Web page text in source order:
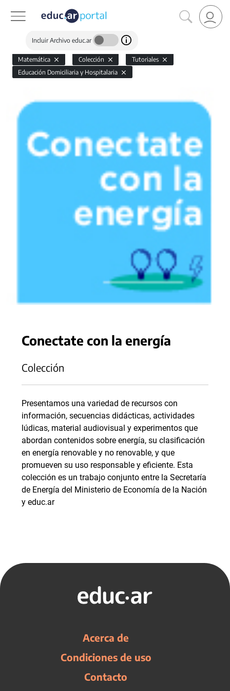
Incluir Archivo educ.ar
Matemática Colección
Tutoriales
Educación Domiciliaria y Hospitalaria
Conectate con la energía
Colección
Presentamos una variedad de recursos con
información, secuencias didácticas, actividades
lúdicas, material audiovisual y experimentos que
abordan contenidos sobre energía, su clasificación
en energía renovable y no renovable, y que
promueven su uso responsable y eficiente. Esta
colección es un trabajo conjunto entre la Secretaría
de Energía del Ministerio de Economía de la Nación
y educ.ar
Acerca de
Condiciones de uso
Contacto